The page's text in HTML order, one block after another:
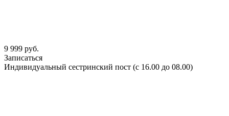
9 999 руб.
Записаться
Индивидуальный сестринский пост (с 16.00 до 08.00)